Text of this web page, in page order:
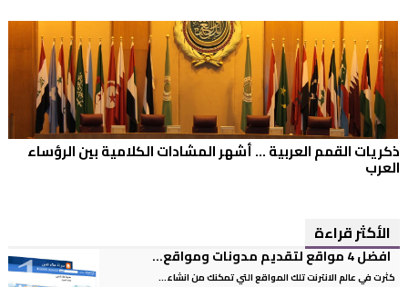
ذكريات القمم العربية ... أشهر المشادات الكلامية بين الرؤساء
العرب
الأكثر قراءة
افضل 4 مواقع لتقديم مدونات ومواقع...
كثرت في عالم الانترنت تلك المواقع التي تمكنك من انشاء...